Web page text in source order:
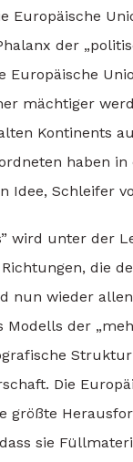
Europäische
der
Europäische
mächtiger
Kontinents
haben
Idee, Schleifer
wird unter der
die
nun wieder
der
Die
größte
sie